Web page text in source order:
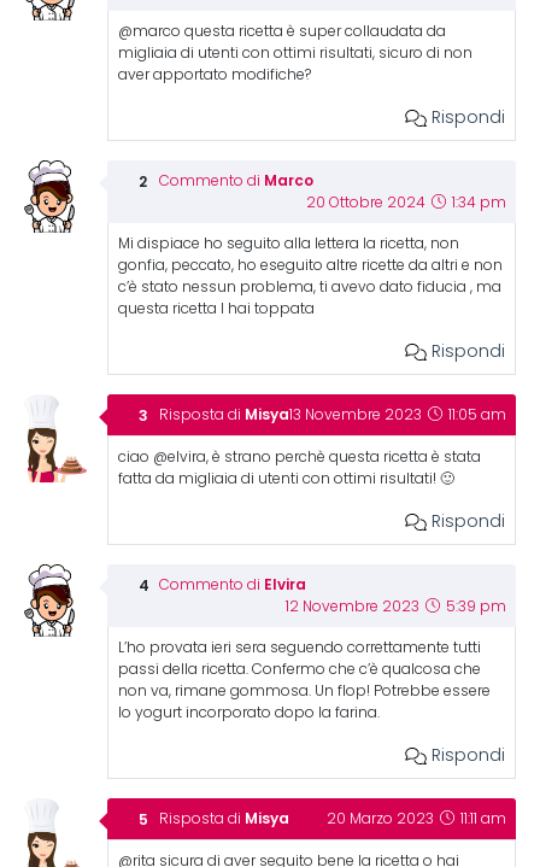
@marco questa ricetta è super collaudata da
migliaia di utenti con ottimi risultati, sicuro di non
aver apportato modifiche?
Rispondi
Commento di Marco
20 Ottobre 2024 1:34 pm
Mi dispiace ho seguito alla lettera la ricetta, non
gonfia, peccato, ho eseguito altre ricette da altri e non
c’è stato nessun problema, ti avevo dato fiducia , ma
questa ricetta l hai toppata
Rispondi
Risposta di Misya13 Novembre 2023 11:05 am
ciao @elvira, è strano perchè questa ricetta è stata
fatta da migliaia di utenti con ottimi risultati! 🙂
Rispondi
Commento di Elvira
12 Novembre 2023 5:39 pm
L’ho provata ieri sera seguendo correttamente tutti
passi della ricetta. Confermo che c’è qualcosa che
non va, rimane gommosa. Un flop! Potrebbe essere
lo yogurt incorporato dopo la farina.
Rispondi
Risposta di Misya 20 Marzo 2023 11:11 am
@rita sicura di aver seguito bene la ricetta o hai